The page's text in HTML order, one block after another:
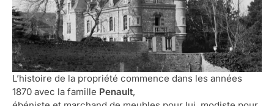
L’histoire de la propriété commence dans les années
1870 avec la famille Penault,